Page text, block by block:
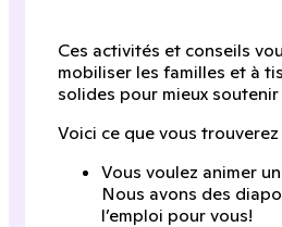
Ces activités et conseils
mobiliser les familles et à
solides pour mieux soutenir
Voici ce que vous trouverez
Vous voulez animer
Nous avons des
l’emploi pour vous!